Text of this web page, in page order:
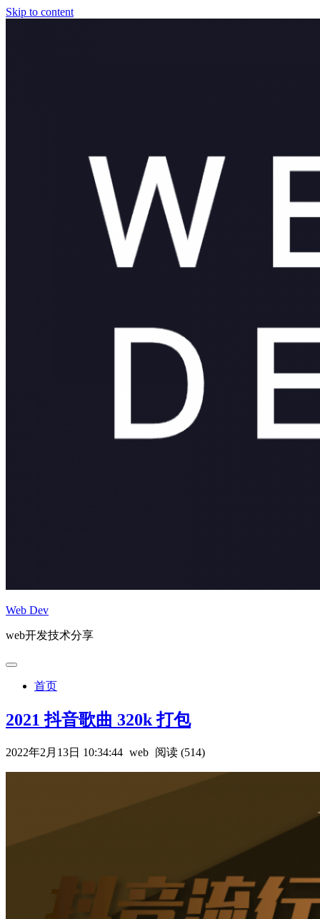
Skip to content
Web Dev
web开发技术分享
首页
2021 抖音歌曲 320k 打包
2022年2月13日 10:34:44 web 阅读 (514)